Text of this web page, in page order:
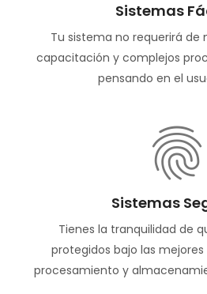
Sistemas
Tu sistema no requerirá
capacitación y complejos
pensando en el
Sistemas
Tienes la tranquilidad de
protegidos bajo las
procesamiento y